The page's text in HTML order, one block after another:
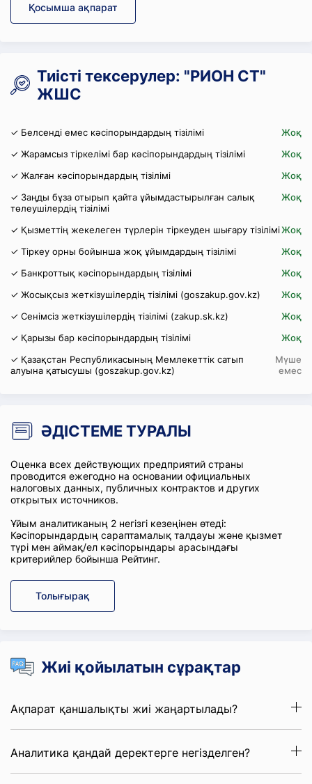
Қосымша ақпарат
Тиісті тексерулер: "РИОН СТ"
ЖШС
✓ Белсенді емес кәсіпорындардың тізілімі
Жоқ
✓ Жарамсыз тіркелімі бар кәсіпорындардың тізілімі
Жоқ
✓ Жалған кәсіпорындардың тізілімі
Жоқ
✓ Заңды бұза отырып қайта ұйымдастырылған салық
төлеушілердің тізілімі
Жоқ
✓ Қызметтің жекелеген түрлерін тіркеуден шығару тізіліміЖоқ
✓ Тіркеу орны бойынша жоқ ұйымдардың тізілімі
Жоқ
✓ Банкроттық кәсіпорындардың тізілімі
Жоқ
✓ Жосықсыз жеткізушілердің тізілімі (goszakup.gov.kz)
Жоқ
✓ Сенімсіз жеткізушілердің тізілімі (zakup.sk.kz)
Жоқ
✓ Қарызы бар кәсіпорындардың тізілімі
Жоқ
✓ Қазақстан Республикасының Мемлекеттік сатып
алуына қатысушы (goszakup.gov.kz)
Мүше
емес
ӘДІСТЕМЕ ТУРАЛЫ
Оценка всех действующих предприятий страны
проводится ежегодно на основании официальных
налоговых данных, публичных контрактов и других
открытых источников.
Ұйым аналитиканың 2 негізгі кезеңінен өтеді:
Кәсіпорындардың сараптамалық талдауы және қызмет
түрі мен аймақ/ел кәсіпорындары арасындағы
критерийлер бойынша Рейтинг.
Толығырақ
Жиі қойылатын сұрақтар
Ақпарат қаншалықты жиі жаңартылады?
Аналитика қандай деректерге негізделген?